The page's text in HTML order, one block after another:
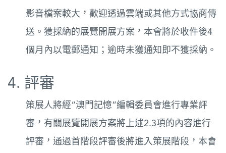
影音檔案較大，歡迎透過雲端或其他方式協商傳
送。獲採納的展覽開展方案，本會將於收件後4
個月內以電郵通知；逾時未獲通知即不獲採納。
4. 評審
策展人將經“澳門記憶”編輯委員會進行專業評
審，有關展覽開展方案將上述2.3項的內容進行
評審，通過首階段評審後將進入策展階段，本會